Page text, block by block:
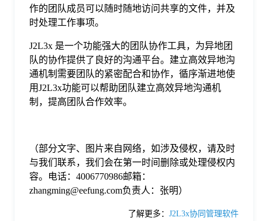
作的团队成员可以随时随地访问共享的文件，并及
时处理工作事项。
J2L3x 是一个功能强大的团队协作工具，为异地团
队的协作提供了良好的沟通平台。建立高效异地沟
通机制需要团队的紧密配合和协作，循序渐进地使
用J2L3x功能可以帮助团队建立高效异地沟通机
制，提高团队合作效率。
（部分文字、图片来自网络，如涉及侵权，请及时
与我们联系，我们会在第一时间删除或处理侵权内
容。电话：4006770986邮箱：
zhangming@eefung.com负责人：张明）
了解更多： J2L3x协同管理软件